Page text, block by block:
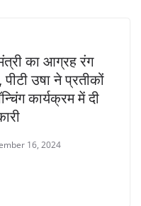
का आग्रह रंग
पीटी उषा ने प्रतीकों
कार्यक्रम में दी
16, 2024